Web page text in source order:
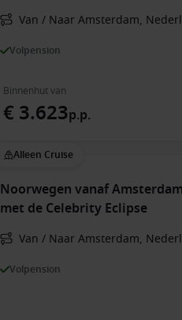
Van / Naar Amsterdam,
Volpension
Binnenhut van
€ 3.623p.p.
Alleen Cruise
Noorwegen vanaf
met de Celebrity Eclipse
Van / Naar Amsterdam,
Volpension